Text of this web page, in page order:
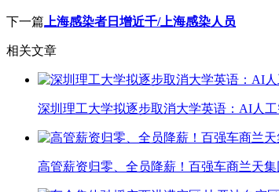
下一篇 上海感染者日增近千/上海感染人员
相关文章
深圳理工大学拟逐步取消大学英语：AI人
高管薪资归零、全员降薪！百强车商兰天